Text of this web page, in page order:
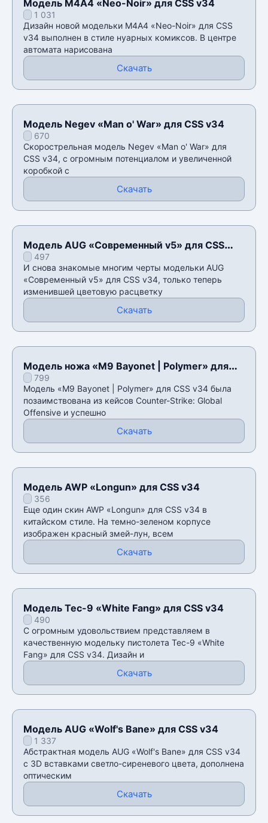
Модель М4А4 «Neo-Noir» для CSS v34
1 031
Дизайн новой модельки М4А4 «Neo-Noir» для CSS
v34 выполнен в стиле нуарных комиксов. В центре
автомата нарисована
Скачать
Модель Negev «Man o' War» для CSS v34
670
Скорострельная модель Negev «Man o' War» для
CSS v34, с огромным потенциалом и увеличенной
коробкой с
Скачать
Модель AUG «Современный v5» для CSS
v34497
И снова знакомые многим черты модельки AUG
«Современный v5» для CSS v34, только теперь
изменившей цветовую расцветку
Скачать
Модель ножа «M9 Bayonet | Polymer» для
CSS v34
799
Модель «M9 Bayonet | Polymer» для CSS v34 была
позаимствована из кейсов Counter-Strike: Global
Offensive и успешно
Скачать
Модель AWP «Longun» для CSS v34
356
Еще один скин AWP «Longun» для CSS v34 в
китайском стиле. На темно-зеленом корпусе
изображен красный змей-лун, всем
Скачать
Модель Tec-9 «White Fang» для CSS v34
490
С огромным удовольствием представляем в
качественную модельку пистолета Tec-9 «White
Fang» для CSS v34. Дизайн и
Скачать
Модель AUG «Wolf's Bane» для CSS v34
1 337
Абстрактная модель AUG «Wolf's Bane» для CSS v34
с 3D вставками светло-сиреневого цвета, дополнена
оптическим
Скачать